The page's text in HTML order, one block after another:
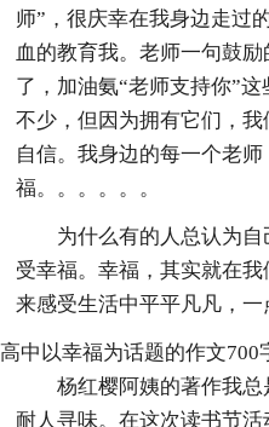
师”，很庆幸在我身边走过
血的教育我。老师一句鼓
了，加油氨“老师支持你”
不少，但因为拥有它们，
自信。我身边的每一个老
福。。。。。。
为什么有的人总认为
受幸福。幸福，其实就在
来感受生活中平平凡凡，一
高中以幸福为话题的作文700
杨红樱阿姨的著作我
耐人寻味。在这次读书节